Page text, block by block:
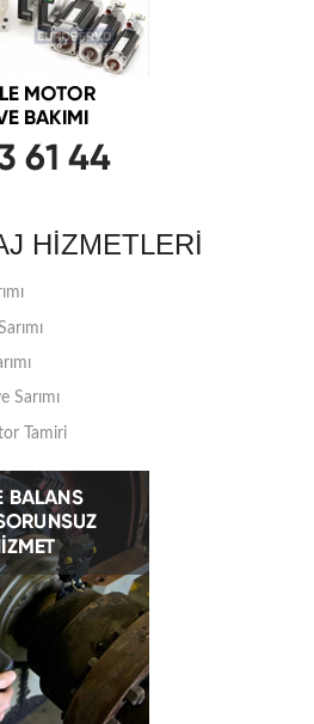
HIZMETLERI
Sarımı
Tamiri